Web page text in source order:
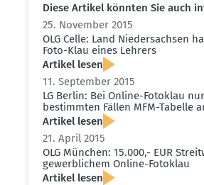
Diese Artikel könnten Sie auch
25. November 2015
OLG Celle: Land Nieder­sachsen
Foto-Klau eines Lehrers
Artikel lesen
11. September 2015
LG Berlin: Bei Online-Fotoklau
bestimmten Fällen MFM-Tabelle
Artikel lesen
21. April 2015
OLG München: 15.000,- EUR
gewerb­lichem Online-Fotoklau
Artikel lesen